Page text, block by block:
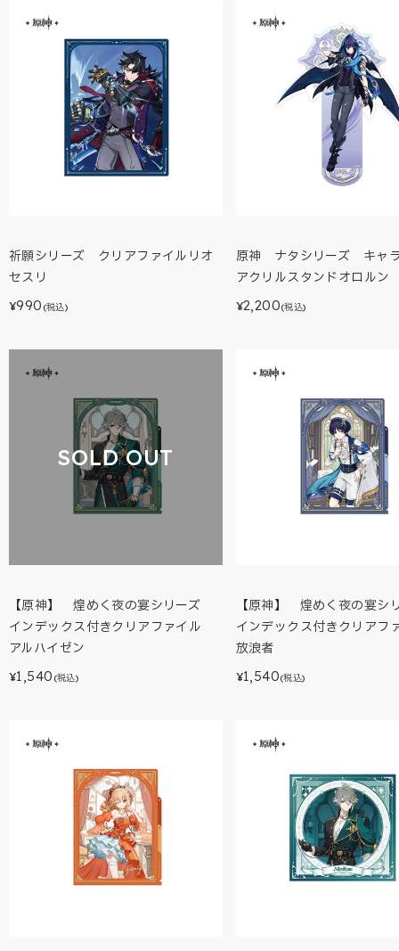
祈願シリーズ クリアファイルリオ
セスリ
¥990 (税込)
原神 ナタシリーズ キャ
アクリルスタンドオロルン
¥2,200(税込)
SOLD OUT
【原神】 煌めく夜の宴シリーズ
インデックス付きクリアファイル
アルハイゼン
¥1,540 (税込)
【原神】 煌めく夜の宴
インデックス付きクリア
放浪者
¥1,540(税込)